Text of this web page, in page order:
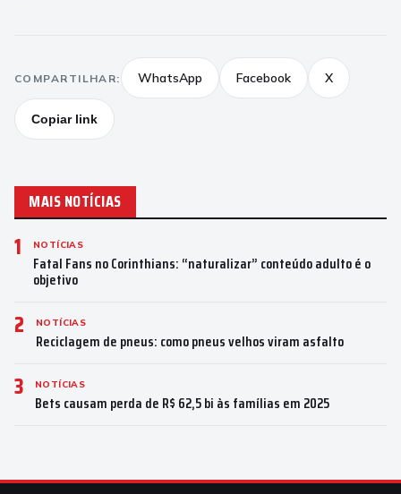
COMPARTILHAR: WhatsApp Facebook X
Copiar link
MAIS NOTÍCIAS
1 NOTÍCIAS
Fatal Fans no Corinthians: “naturalizar” conteúdo adulto é o
objetivo
2 NOTÍCIAS
Reciclagem de pneus: como pneus velhos viram asfalto
3 NOTÍCIAS
Bets causam perda de R$ 62,5 bi às famílias em 2025